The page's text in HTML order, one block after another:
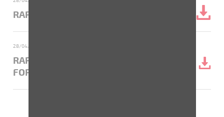
RAPPORT GOUVERNANCE 2022
28/04/2023
RAPPORT FINANCIER ANNUEL 2022 -
FORMAT ESEF